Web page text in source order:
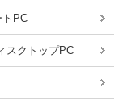
トPC
スクトップPC